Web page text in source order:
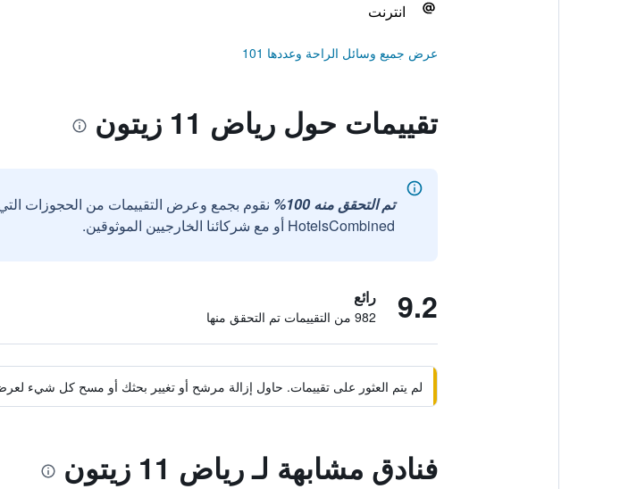
انترنت
عرض جميع وسائل الراحة وعددها 101
تقييمات حول رياض 11 زيتون
تم التحقق منه 100%
نقوم بجمع وعرض التقييمات من الحجوزات
HotelsCombined أو مع شركائنا الخارجيين الموثوقين.
9.2 رائع
982 من التقييمات تم التحقق منها
لم يتم العثور على تقييمات. حاول إزالة مرشح أو تغيير بحثك أو مسح كل شيء
فنادق مشابهة لـ رياض 11 زيتون